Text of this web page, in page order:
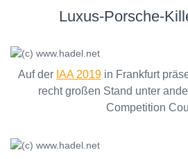
Luxus-Porsche-
Auf der IAA 2019 in Frankfurt
recht großen Stand unter
Competition